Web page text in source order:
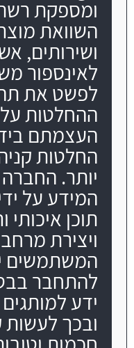
ומספקת
השוואת
ושירותים,
לאינספור
לפשט את
ההחלטות על
העצמתם
החלטות
יותר.
המידע על
תוכן איכותי
ויצירת
המשתמשים
להתחבר
ידע
ובכך לעשות